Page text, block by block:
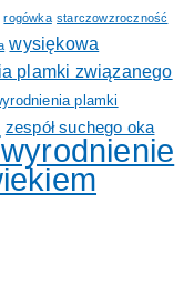
rogówka starczowzroczność
wysiękowa
plamki związanego
plamki
zespół suchego oka